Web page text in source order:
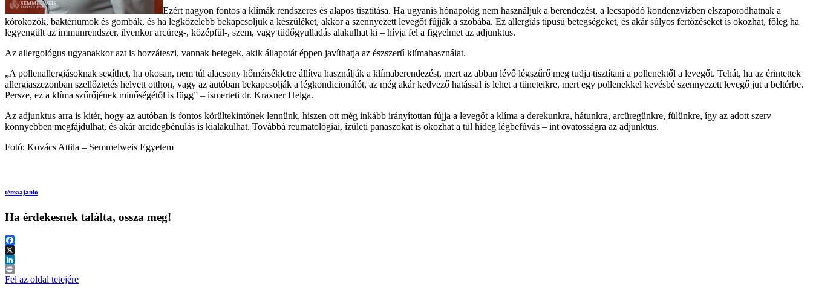
Ezért nagyon fontos a klímák rendszeres és alapos tisztítása. Ha ugyanis hónapokig nem használjuk a berendezést, a lecsapódó kondenzvízben elszaporodhatnak a
kórokozók, baktériumok és gombák, és ha legközelebb bekapcsoljuk a készüléket, akkor a szennyezett levegőt fújják a szobába. Ez allergiás típusú betegségeket, és akár súlyos fertőzéseket is okozhat, főleg ha
legyengült az immunrendszer, ilyenkor arcüreg-, középfül-, szem, vagy tüdőgyulladás alakulhat ki – hívja fel a figyelmet az adjunktus.
Az allergológus ugyanakkor azt is hozzáteszi, vannak betegek, akik állapotát éppen javíthatja az észszerű klímahasználat.
„A pollenallergiásoknak segíthet, ha okosan, nem túl alacsony hőmérsékletre állítva használják a klímaberendezést, mert az abban lévő légszűrő meg tudja tisztítani a pollenektől a levegőt. Tehát, ha az érintettek
allergiaszezonban szellőztetés helyett otthon, vagy az autóban bekapcsolják a légkondicionálót, az még akár kedvező hatással is lehet a tüneteikre, mert egy pollenekkel kevésbé szennyezett levegő jut a beltérbe.
Persze, ez a klíma szűrőjének minőségétől is függ” – ismerteti dr. Kraxner Helga.
Az adjunktus arra is kitér, hogy az autóban is fontos körültekintőnek lennünk, hiszen ott még inkább irányítottan fújja a levegőt a klíma a derekunkra, hátunkra, arcüregünkre, fülünkre, így az adott szerv
könnyebben megfájdulhat, és akár arcidegbénulás is kialakulhat. Továbbá reumatológiai, ízületi panaszokat is okozhat a túl hideg légbefúvás – int óvatosságra az adjunktus.
Fotó: Kovács Attila – Semmelweis Egyetem
témaajánló
Ha érdekesnek találta, ossza meg!
Facebook
X
LinkedIn
Print
Fel az oldal tetejére